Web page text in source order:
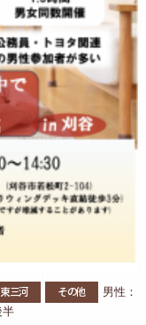
東三河 その他
男性：
半